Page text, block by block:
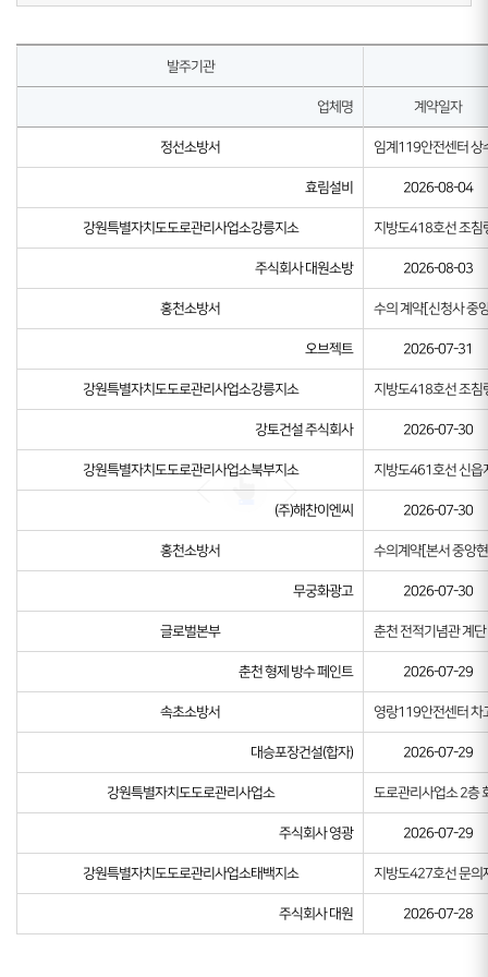
발주기관
업체명 계약일자
정선소방서 임계119안전센터 상
효림설비 2026-08-04
강원특별자치도도로관리사업소강릉지소 지방도418호선 조침
주식회사 대원소방 2026-08-03
홍천소방서 수의 계약[신청사 중
오브젝트 2026-07-31
강원특별자치도도로관리사업소강릉지소 지방도418호선 조침
강토건설 주식회사 2026-07-30
강원특별자치도도로관리사업소북부지소 지방도461호선 신읍
(주)해찬이엔씨 2026-07-30
홍천소방서 수의계약[본서 중앙
무궁화광고 2026-07-30
글로벌본부 춘천 전적기념관 계
춘천 형제 방수 페인트 2026-07-29
속초소방서 영랑119안전센터 차
대승포장건설(합자) 2026-07-29
강원특별자치도도로관리사업소 도로관리사업소 2층
주식회사 영광 2026-07-29
강원특별자치도도로관리사업소태백지소 지방도427호선 문의
주식회사 대원 2026-07-28